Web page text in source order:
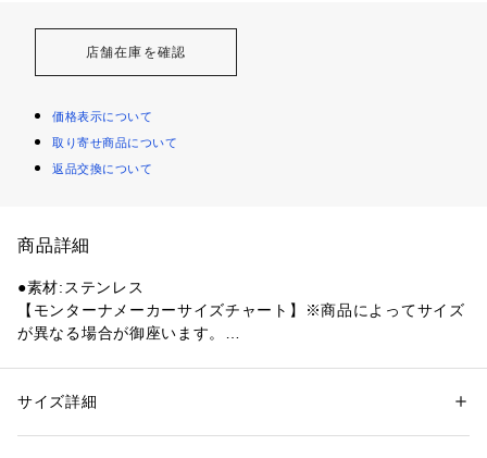
店舗在庫を確認
価格表示について
取り寄せ商品について
返品交換について
商品詳細
●素材:ステンレス
【モンターナメーカーサイズチャート】※商品によってサイズ
が異なる場合が御座います。
●重量:約140g
性別：レディース
プ・バーベキュー
サイズ詳細